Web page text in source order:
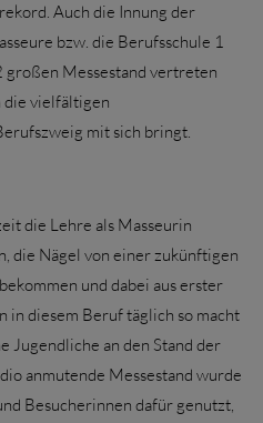
Auch die Innung der
bzw. die Berufsschule 1
Messestand vertreten
die vielfältigen
mit sich bringt.
die Lehre als Masseurin
die Nägel von einer zukünftigen
und dabei aus erster
in diesem Beruf täglich so macht
Jugendliche an den Stand der
anmutende Messestand wurde
Besucherinnen dafür genutzt,